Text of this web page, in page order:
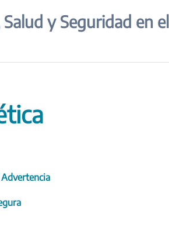
y Seguridad en el